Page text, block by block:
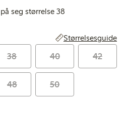
seg størrelse 38
Størrelsesguide
38 40 42
48 50